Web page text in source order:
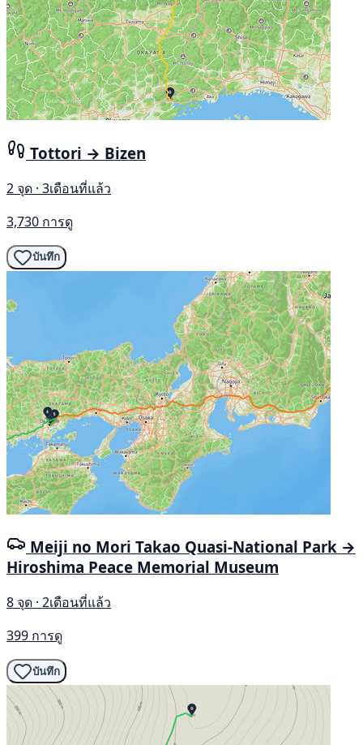
Tottori → Bizen
2 จุด · 3เดือนที่แล้ว
3,730 การดู
บันทึก
Meiji no Mori Takao Quasi-National Park →
Hiroshima Peace Memorial Museum
8 จุด · 2เดือนที่แล้ว
399 การดู
บันทึก